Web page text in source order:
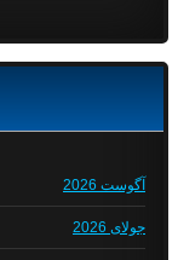
آگوست 2026
جولای 2026